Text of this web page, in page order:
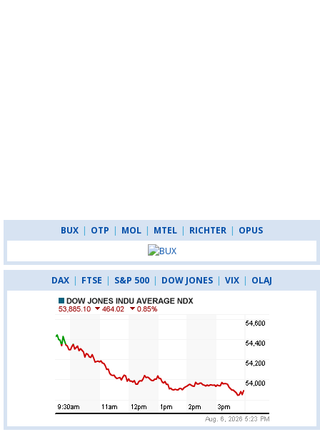
BUX | OTP | MOL | MTEL | RICHTER | OPUS
DAX | FTSE | S&P 500 | DOW JONES | VIX | OLAJ